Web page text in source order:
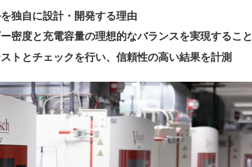
独自に設計・開発する理由
密度と充電容量の理想的なバランスを実現すること
トとチェックを行い、信頼性の高い結果を計測